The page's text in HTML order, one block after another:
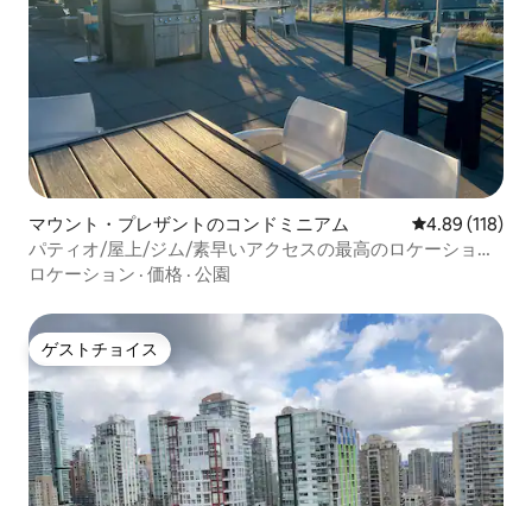
マウント・プレザントのコンドミニアム レビュー118
4.89 (118)
パティオ/屋上/ジム/素早いアクセスの最高のロケーショ
ン！
ロケーション · 価格 · 公園
ゲストチョイス
ゲストチョイス